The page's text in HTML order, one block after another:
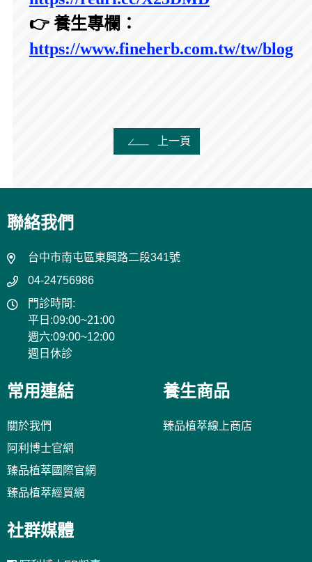
👉 養生專欄：
https://www.fineherb.com.tw/tw/blog
上一頁
聯絡我們
台中市南屯區東興路二段341號
04-24756986
門診時間:
平日:09:00~21:00
週六:09:00~12:00
週日休診
常用連結
關於我們
阿利博士官網
臻品植萃國際官網
臻品植萃經貿網
養生商品
臻品植萃線上商店
社群媒體